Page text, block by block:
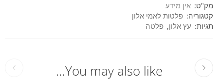
מק"ט: אין מידע
קטגוריה: פלטות לאמי אלון
תגיות: עץ אלון, פלטה
You may also like…